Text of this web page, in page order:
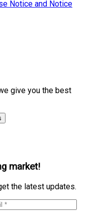
Notice and Notice
give you the best
market!
the latest updates.